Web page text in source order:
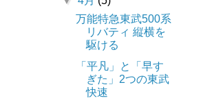
万能特急東武500系
リバティ 縦横を
駆ける
「平凡」と「早す
ぎた」2つの東武
快速